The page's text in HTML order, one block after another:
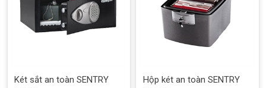
Két sắt an toàn SENTRY
Hộp két an toàn SENTRY